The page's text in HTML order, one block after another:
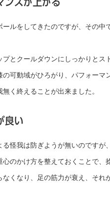
ルをしてきたのですが、その中
とクールダウンにしっかりとス
可動域がひろがり、パフォーマ
く終えることが出来ました。
良い
怪我は防ぎようが無いのですが、
のかけ方を整えておくことで、
くなり、足の筋力が衰え、それ